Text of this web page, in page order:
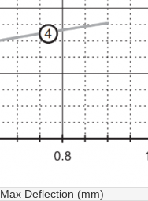
Max Deflection (mm)